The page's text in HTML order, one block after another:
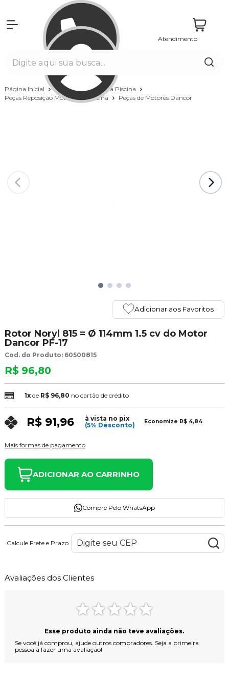
Atendimento
Página Inicial
Equipamentos para Piscina
Peças Reposição Motores de Piscina
Peças de Motores Dancor
Adicionar aos Favoritos
Rotor Noryl 815 = Ø 114mm 1.5 cv do Motor
Dancor PF-17
Cod. do Produto: 60500815
R$ 96,80
1xde R$ 96,80 no cartão de crédito
R$ 91,96
à vista no pix
(5% Desconto)
Economize R$ 4,84
Mais formas de pagamento
ADICIONAR AO CARRINHO
Compre Pelo WhatsApp
Calcule Frete e Prazo
Avaliações dos Clientes
Esse produto ainda não teve avaliações.
Se você já comprou, ajude outros compradores. Seja a primeira
pessoa a fazer uma avaliação!